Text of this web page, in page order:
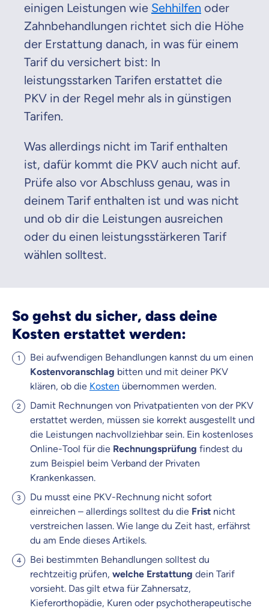
einigen Leistungen wie Sehhilfen oder
Zahnbehandlungen richtet sich die Höhe
der Erstattung danach, in was für einem
Tarif du versichert bist: In
leistungsstarken Tarifen erstattet die
PKV in der Regel mehr als in günstigen
Tarifen.
Was allerdings nicht im Tarif enthalten
ist, dafür kommt die PKV auch nicht auf.
Prüfe also vor Abschluss genau, was in
deinem Tarif enthalten ist und was nicht
und ob dir die Leistungen ausreichen
oder du einen leistungsstärkeren Tarif
wählen solltest.
So gehst du sicher, dass deine
Kosten erstattet werden:
Bei aufwendigen Behandlungen kannst du um einen
Kostenvoranschlag bitten und mit deiner PKV
klären, ob die Kosten übernommen werden.
Damit Rechnungen von Privatpatienten von der PKV
erstattet werden, müssen sie korrekt ausgestellt und
die Leistungen nachvollziehbar sein. Ein kostenloses
Online-Tool für die Rechnungsprüfung findest du
zum Beispiel beim Verband der Privaten
Krankenkassen.
Du musst eine PKV-Rechnung nicht sofort
einreichen – allerdings solltest du die Frist nicht
verstreichen lassen. Wie lange du Zeit hast, erfährst
du am Ende dieses Artikels.
Bei bestimmten Behandlungen solltest du
rechtzeitig prüfen, welche Erstattung dein Tarif
vorsieht. Das gilt etwa für Zahnersatz,
Kieferorthopädie, Kuren oder psychotherapeutische